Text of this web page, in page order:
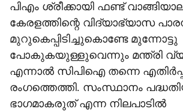
പിഎം ശ്രീക്കായി ഫണ്ട്
കേരളത്തിന്റെ വിദ്യാഭ്യാസ
മുറുകെപ്പിടിച്ചുകൊണ്ടേ മുന്നോട്ടു
പോകുകയുള്ളുവെന്നും മന്ത്രി
എന്നാല്‍ സിപിഐ തന്നെ
രംഗത്തെത്തി. സംസ്ഥാനം
ഭാഗമാകരുത് എന്ന നിലപാടില്‍